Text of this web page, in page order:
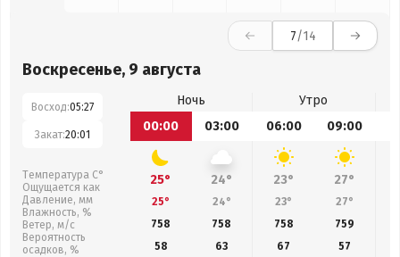
7/14
Воскресенье, 9 августа
Восход:05:27
Закат:20:01
Температура С°
Ощущается как
Давление, мм
Влажность, %
Ветер, м/с
Вероятность
осадков, %
Ночь
Утро
00:00
03:00 06:00 09:00
25° 24° 23° 27°
25° 24° 23° 27°
758
758 758 759
58
63 67 57